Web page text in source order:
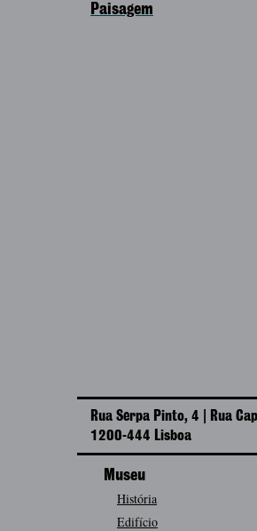
Paisagem
Rua Serpa Pinto, 4 | Rua
1200-444 Lisboa
Museu
História
Edifício